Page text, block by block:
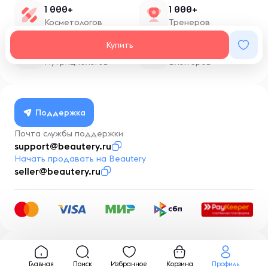
Купить
1 000+
Косметологов
1 000+
Тренеров
Нутрициологов Блоггеров
Поддержка
Почта службы поддержки
support@beautery.ru
Начать продавать на Beautery
seller@beautery.ru
Разработка BusinessMentor.ru
Главная Поиск Избранное Корзина Профиль